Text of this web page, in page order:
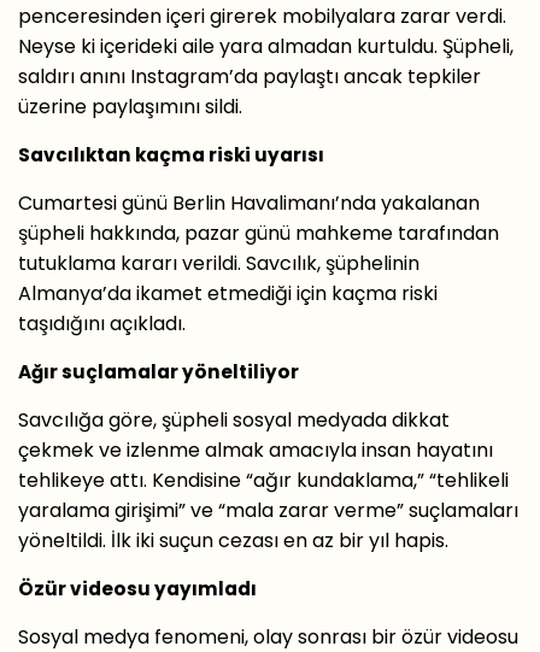
penceresinden içeri girerek mobilyalara zarar verdi.
Neyse ki içerideki aile yara almadan kurtuldu. Şüpheli,
saldırı anını Instagram’da paylaştı ancak tepkiler
üzerine paylaşımını sildi.
Savcılıktan kaçma riski uyarısı
Cumartesi günü Berlin Havalimanı’nda yakalanan
şüpheli hakkında, pazar günü mahkeme tarafından
tutuklama kararı verildi. Savcılık, şüphelinin
Almanya’da ikamet etmediği için kaçma riski
taşıdığını açıkladı.
Ağır suçlamalar yöneltiliyor
Savcılığa göre, şüpheli sosyal medyada dikkat
çekmek ve izlenme almak amacıyla insan hayatını
tehlikeye attı. Kendisine “ağır kundaklama,” “tehlikeli
yaralama girişimi” ve “mala zarar verme” suçlamaları
yöneltildi. İlk iki suçun cezası en az bir yıl hapis.
Özür videosu yayımladı
Sosyal medya fenomeni, olay sonrası bir özür videosu